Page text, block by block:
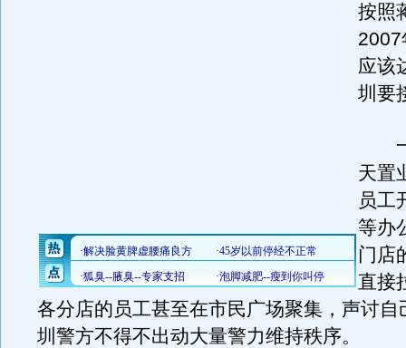
按照
2007
应该
圳要
一
天置
员工
等办
门店
直接
各分店的员工甚至在市民广场聚集，声讨自
圳警方不得不出动大量警力维持秩序。